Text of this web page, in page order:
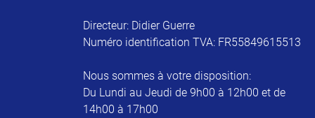
Directeur: Didier Guerre
Numéro identification TVA: FR55849615513
Nous sommes à votre disposition:
Du Lundi au Jeudi de 9h00 à 12h00 et de
14h00 à 17h00